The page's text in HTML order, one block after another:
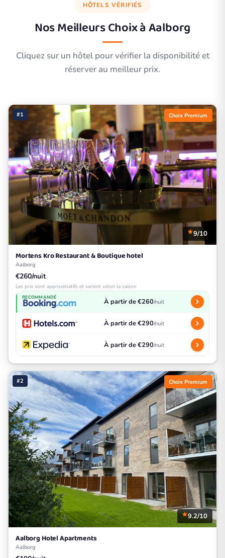
HÔTELS VÉRIFIÉS
Nos Meilleurs Choix àAalborg
Cliquez sur un hôtel pour vérifier la disponibilité et
réserver au meilleur prix.
#1 Choix Premium
9/10
Mortens Kro Restaurant & Boutique hotel
Aalborg
€260/nuit
Les prix sont approximatifs et varient selon la saison
RECOMMANDÉ À partir de €260/nuit
À partir de €290/nuit
À partir de €290/nuit
#2 Choix Premium
9.2/10
Aalborg Hotel Apartments
Aalborg